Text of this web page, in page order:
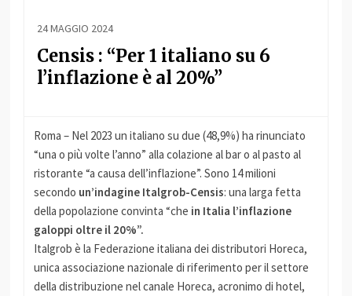
24 MAGGIO 2024
Censis : “Per 1 italiano su 6
l’inflazione è al 20%”
Roma – Nel 2023 un italiano su due (48,9%) ha rinunciato
“una o più volte l’anno” alla colazione al bar o al pasto al
ristorante “a causa dell’inflazione”. Sono 14 milioni
secondo un’indagine Italgrob-Censis: una larga fetta
della popolazione convinta “che in Italia l’inflazione
galoppi oltre il 20%”.
Italgrob è la Federazione italiana dei distributori Horeca,
unica associazione nazionale di riferimento per il settore
della distribuzione nel canale Horeca, acronimo di hotel,